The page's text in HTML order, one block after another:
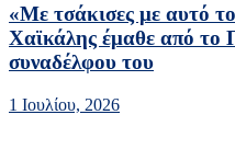
«Με τσάκισες με αυτό
Χαϊκάλης έμαθε από το
συναδέλφου του
1 Ιουλίου, 2026